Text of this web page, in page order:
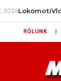
#77
RÓLUNK |